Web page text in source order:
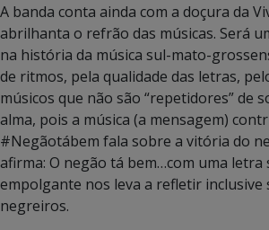
A banda conta ainda com a doçura da
abrilhanta o refrão das músicas. Será
na história da música sul-mato-
de ritmos, pela qualidade das letras,
músicos que não são “repetidores” de
alma, pois a música (a mensagem)
#Negãotábem fala sobre a vitória do
afirma: O negão tá bem…com uma letra
empolgante nos leva a refletir inclusive
negreiros.